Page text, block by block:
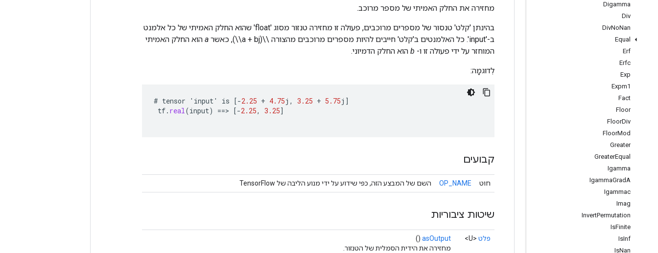
Digamma
Div
DivNoNan
Equal
Erf
Erfc
Exp
Expm1
Fact
Floor
FloorDiv
FloorMod
Greater
GreaterEqual
Igamma
IgammaGradA
Igammac
Imag
InvertPermutation
IsFinite
IsInf
IsNan
מחזירה את החלק האמיתי של מספר מרוכב.
בהינתן 'קלט' טנסור של מספרים מרוכבים, פעולה זו מחזירה טנזור מסוג 'float' שהוא החלק האמיתי של כל אלמנט
ב-'input'. כל האלמנטים ב'קלט' חייבים להיות מספרים מרוכבים מהצורה \\(a + bj\\), כאשר
a הוא החלק האמיתי
המוחזר על ידי פעולה זו ו- b הוא החלק הדמיוני.
לְדוּגמָה:
# tensor ' input' is [-2.25 + 4.75j , 3.25 + 5.75j ]
tf. real(input) ==> [-2.25, 3.25]
קבועים
חוּט OP_NAME השם של המבצע הזה, כפי שידוע על ידי מנוע הליבה של TensorFlow
שיטות ציבוריות
פלט <U>
asOutput
()
מחזירה את הידית הסמלית של הטנזור.